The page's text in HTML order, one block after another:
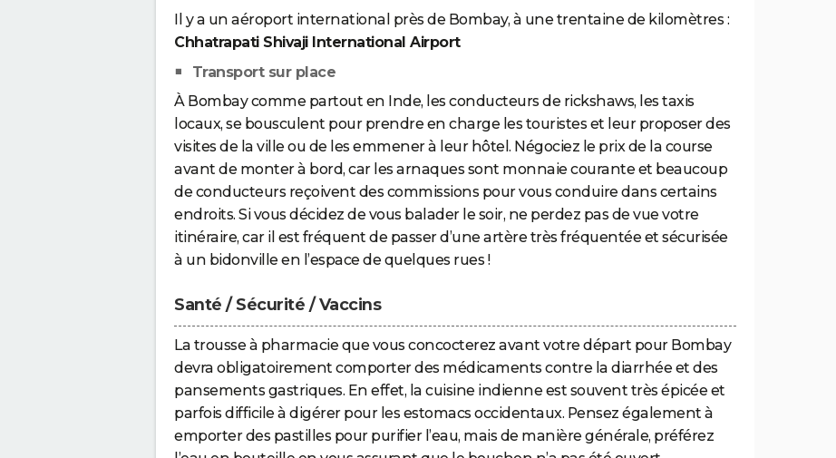
Il y a un aéroport international près de Bombay, à une trentaine de kilomètres :
Chhatrapati Shivaji International Airport
Transport sur place
À Bombay comme partout en Inde, les conducteurs de rickshaws, les taxis
locaux, se bousculent pour prendre en charge les touristes et leur proposer des
visites de la ville ou de les emmener à leur hôtel. Négociez le prix de la course
avant de monter à bord, car les arnaques sont monnaie courante et beaucoup
de conducteurs reçoivent des commissions pour vous conduire dans certains
endroits. Si vous décidez de vous balader le soir, ne perdez pas de vue votre
itinéraire, car il est fréquent de passer d’une artère très fréquentée et sécurisée
à un bidonville en l’espace de quelques rues !
Santé / Sécurité / Vaccins
La trousse à pharmacie que vous concocterez avant votre départ pour Bombay
devra obligatoirement comporter des médicaments contre la diarrhée et des
pansements gastriques. En effet, la cuisine indienne est souvent très épicée et
parfois difficile à digérer pour les estomacs occidentaux. Pensez également à
emporter des pastilles pour purifier l’eau, mais de manière générale, préférez